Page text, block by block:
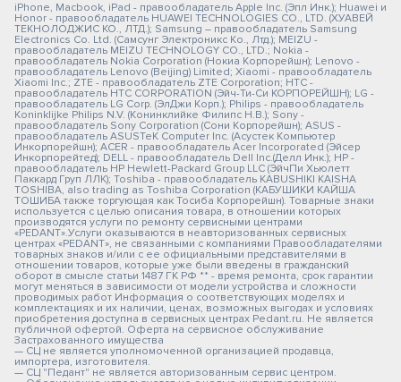
iPhone, Macbook, iPad - правообладатель Apple Inc. (Эпл Инк.); Huawei и
Honor - правообладатель HUAWEI TECHNOLOGIES CO., LTD. (ХУАВЕЙ
ТЕКНОЛОДЖИС КО., ЛТД.); Samsung – правообладатель Samsung
Electronics Co. Ltd. (Самсунг Электроникс Ко., Лтд.); MEIZU -
правообладатель MEIZU TECHNOLOGY CO., LTD.; Nokia -
правообладатель Nokia Corporation (Нокиа Корпорейшн); Lenovo -
правообладатель Lenovo (Beijing) Limited; Xiaomi - правообладатель
Xiaomi Inc.; ZTE - правообладатель ZTE Corporation; HTC -
правообладатель HTC CORPORATION (Эйч-Ти-Си КОРПОРЕЙШН); LG -
правообладатель LG Corp. (ЭлДжи Корп.); Philips - правообладатель
Koninklijke Philips N.V. (Конинклийке Филипс Н.В.); Sony -
правообладатель Sony Corporation (Сони Корпорейшн); ASUS -
правообладатель ASUSTeK Computer Inc. (Асустек Компьютер
Инкорпорейшн); ACER - правообладатель Acer Incorporated (Эйсер
Инкорпорейтед); DELL - правообладатель Dell Inc.(Делл Инк.); HP -
правообладатель HP Hewlett-Packard Group LLC (ЭйчПи Хьюлетт
Паккард Груп ЛЛК); Toshiba - правообладатель KABUSHIKI KAISHA
TOSHIBA, also trading as Toshiba Corporation (КАБУШИКИ КАЙША
ТОШИБА также торгующая как Тосиба Корпорейшн). Товарные знаки
используется с целью описания товара, в отношении которых
производятся услуги по ремонту сервисными центрами
«PEDANT».Услуги оказываются в неавторизованных сервисных
центрах «PEDANT», не связанными с компаниями Правообладателями
товарных знаков и/или с ее официальными представителями в
отношении товаров, которые уже были введены в гражданский
оборот в смысле статьи 1487 ГК РФ ** - время ремонта, срок гарантии
могут меняться в зависимости от модели устройства и сложности
проводимых работ Информация о соответствующих моделях и
комплектациях и их наличии, ценах, возможных выгодах и условиях
приобретения доступна в сервисных центрах Pedant.ru. Не является
публичной офертой. Оферта на сервисное обслуживание
Застрахованного имущества
— СЦ не является уполномоченной организацией продавца,
импортера, изготовителя.
— СЦ "Педант" не является авторизованным сервис центром.